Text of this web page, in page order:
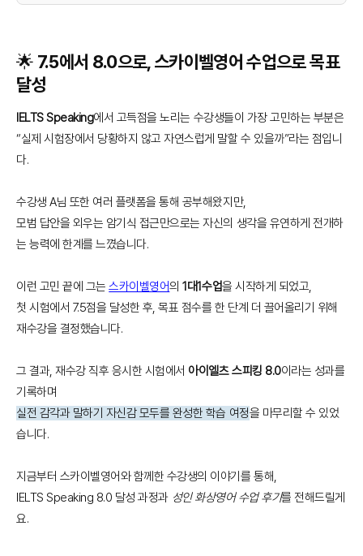
🌟 7.5에서 8.0으로, 스카이벨영어 수업으로 목표
달성
IELTS Speaking에서 고득점을 노리는 수강생들이 가장 고민하는 부분은
“실제 시험장에서 당황하지 않고 자연스럽게 말할 수 있을까”라는 점입니
다.
수강생 A님 또한 여러 플랫폼을 통해 공부해왔지만,
모범 답안을 외우는 암기식 접근만으로는 자신의 생각을 유연하게 전개하
는 능력에 한계를 느꼈습니다.
이런 고민 끝에 그는스카이벨영어의1대1수업을 시작하게 되었고,
첫 시험에서 7.5점을 달성한 후, 목표 점수를 한 단계 더 끌어올리기 위해
재수강을 결정했습니다.
그 결과, 재수강 직후 응시한 시험에서 아이엘츠 스피킹 8.0이라는 성과를
기록하며
실전 감각과 말하기 자신감 모두를 완성한 학습 여정을 마무리할 수 있었
습니다.
지금부터 스카이벨영어와 함께한 수강생의 이야기를 통해,
IELTS Speaking 8.0 달성 과정과 성인 화상영어 수업 후기를 전해드릴게
요.